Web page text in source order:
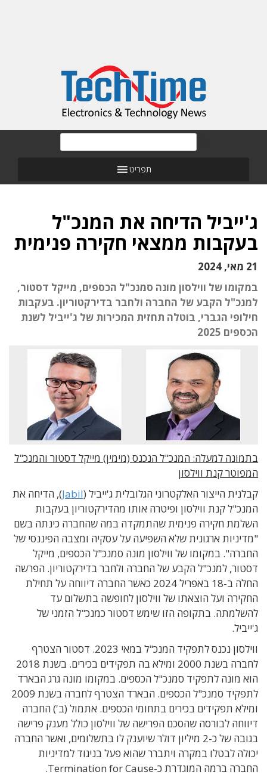
תפריט
ג'ייביל הדיחה את המנכ"ל
בעקבות ממצאי חקירה פנימית
21 מאי, 2024
במקומו של ווילסון מונה סמנכ"ל הכספים, מייקל דסטור,
למנכ"ל הקבע של החברה ולחבר בדירקטוריון. בעקבות
חילופי הגברי, בוטלה תחזית המכירות של ג'ייביל לשנת
הכספים 2025
בתמונה למעלה: המנכ"ל הנכנס (מימין) מייקל דסטור והמנכ"ל
המפוטר קנת ווילסון
קבלנית הייצור האלקטרוני הגלובלית ג'ייביל (Jabil), הדיחה את
המנכ"ל קנת ווילסון ופיטרה אותו מהדירקטוריון בעקבות
השלמת חקירה פנימית שהתמקדה במה שהחברה כינתה בשם
"מדיניות ארגונית שלא השפיעה על עסקיה ומצבה הפיננסי של
החברה". במקומו של ווילסון מונה סמנכ"ל הכספים, מייקל
דסטור, למנכ"ל הקבע של החברה ולחבר בדירקטוריון. הפרשה
החלה ב-18 באפריל 2024 כאשר החברה דיווחה על תחילת
החקירה ועל הוצאתו של ווילסון לחופשה בתשלום עד
להשלמתה. בתקופה הזו שימש דסטור כמנכ"ל הזמני של
ג'ייביל.
ווילסון נכנס לתפקיד המנכ"ל במאי 2023. דסטור הצטרף
לחברה בשנת 2000 ומילא בה תפקידים בכירים. בשנת 2018
הוא מונה לתפקיד סמנכ"ל הכספים. במקומו מונה גרג הבארד
לתפקיד סמנכ"ל הכספים. הבארד הצטרף לחברה בשנת 2009
ומילא תפקידים בכירים בתחומי הכספים. אתמול (ב') החברה
דיווחה לבורסה שהסכם הפרישה של ווילסון כולל מענק פרישה
בגובה של כ-2 מיליון דולר שיוענק לו בתשלומים, ואשר החברה
יכולה לבטלו במקרה ויתברר שהוא פעל בניגוד למדיניות
החברה ברמה המוגדרת כ-Termination for Cause.